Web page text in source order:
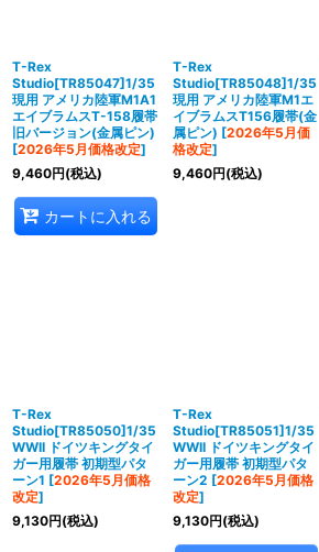
T-Rex
Studio[TR85047]1/35
現用 アメリカ陸軍M1A1
エイブラムスT-158履帯
旧バージョン(金属ピン)
[2026年5月価格改定]
9,460円(税込)
カートに入れる
T-Rex
Studio[TR85048]1/35
現用 アメリカ陸軍M1エ
イブラムスT156履帯(金
属ピン) [2026年5月価
格改定]
9,460円(税込)
T-Rex
Studio[TR85050]1/35
WWII ドイツキングタイ
ガー用履帯 初期型パタ
ーン1 [2026年5月価格
改定]
9,130円(税込)
T-Rex
Studio[TR85051]1/35
WWII ドイツキングタイ
ガー用履帯 初期型パタ
ーン2 [2026年5月価格
改定]
9,130円(税込)